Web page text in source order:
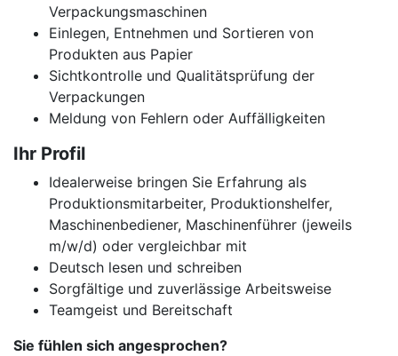
Verpackungsmaschinen
Einlegen, Entnehmen und Sortieren von
Produkten aus Papier
Sichtkontrolle und Qualitätsprüfung der
Verpackungen
Meldung von Fehlern oder Auffälligkeiten
Ihr Profil
Idealerweise bringen Sie Erfahrung als
Produktionsmitarbeiter, Produktionshelfer,
Maschinenbediener, Maschinenführer (jeweils
m/w/d) oder vergleichbar mit
Deutsch lesen und schreiben
Sorgfältige und zuverlässige Arbeitsweise
Teamgeist und Bereitschaft
Sie fühlen sich angesprochen?